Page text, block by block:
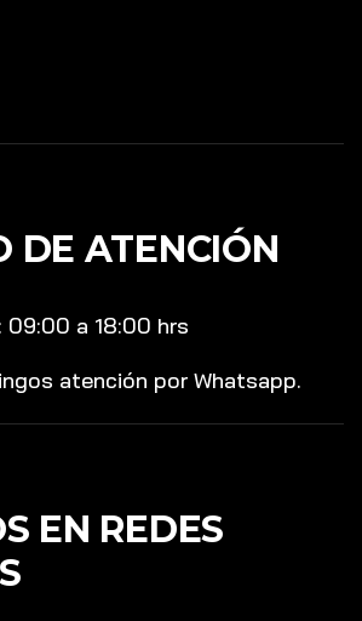
DE ATENCIÓN
09:00 a 18:00 hrs
atención por Whatsapp.
EN REDES